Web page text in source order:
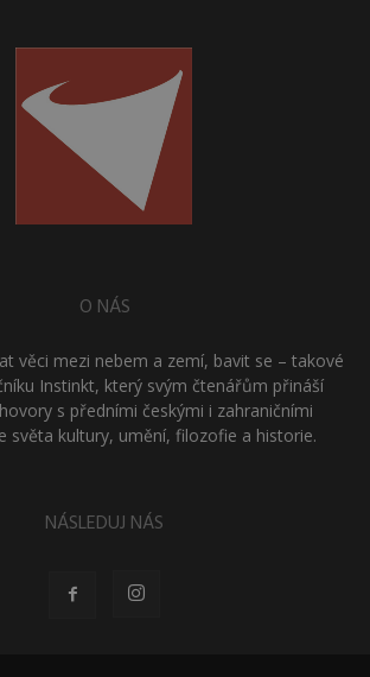
O NÁS
věci mezi nebem a zemí, bavit se – takové
Instinkt, který svým čtenářům přináší
s předními českými i zahraničními
světa kultury, umění, filozofie a historie.
NÁSLEDUJ NÁS